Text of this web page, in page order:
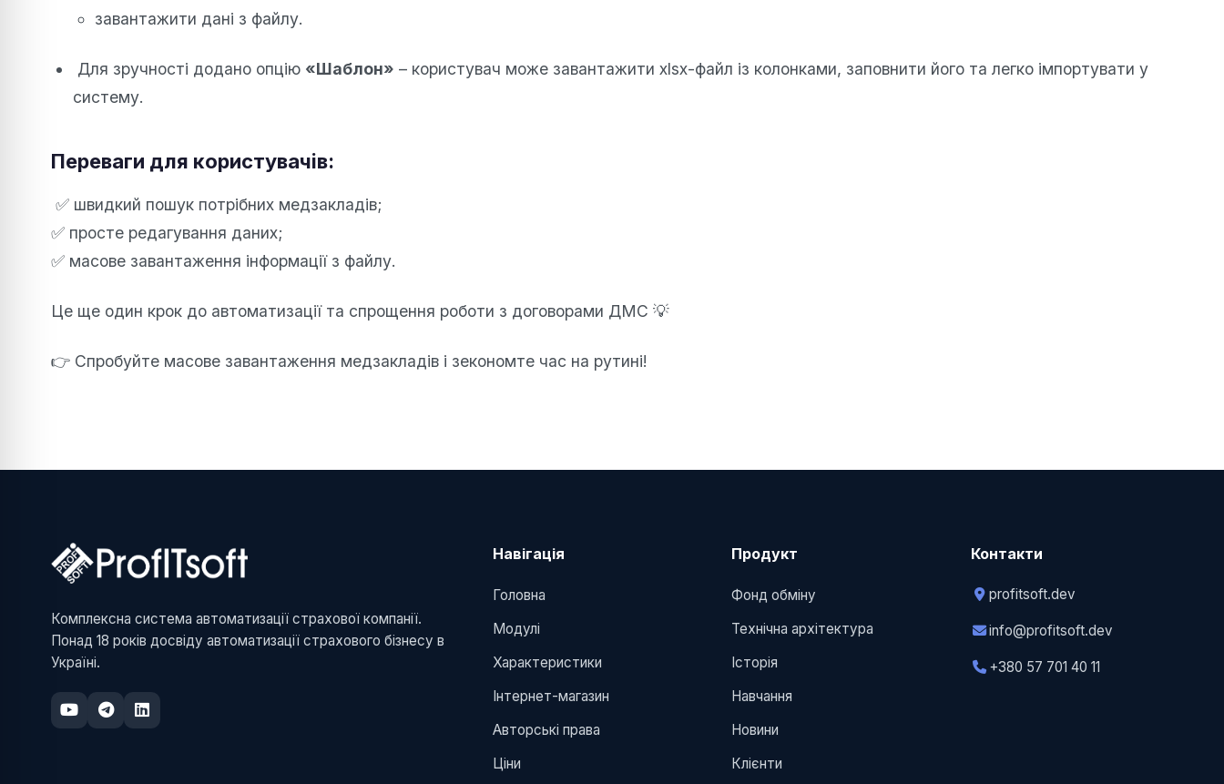
завантажити дані з файлу.
Для зручності додано опцію «Шаблон» – користувач може завантажити xlsx-файл із колонками, заповнити його та легко імпортувати у
систему.
Переваги для користувачів:
✅ швидкий пошук потрібних медзакладів;
✅ просте редагування даних;
✅ масове завантаження інформації з файлу.
Це ще один крок до автоматизації та спрощення роботи з договорами ДМС 💡
👉 Спробуйте масове завантаження медзакладів і зекономте час на рутині!
Комплексна система автоматизації страхової компанії.
Понад 18 років досвіду автоматизації страхового бізнесу в
Україні.
Навігація
Головна
Модулі
Характеристики
Інтернет-магазин
Авторські права
Ціни
Продукт
Фонд обміну
Технічна архітектура
Історія
Навчання
Новини
Клієнти
Контакти
profitsoft.dev
info@profitsoft.dev
+380 57 701 40 11